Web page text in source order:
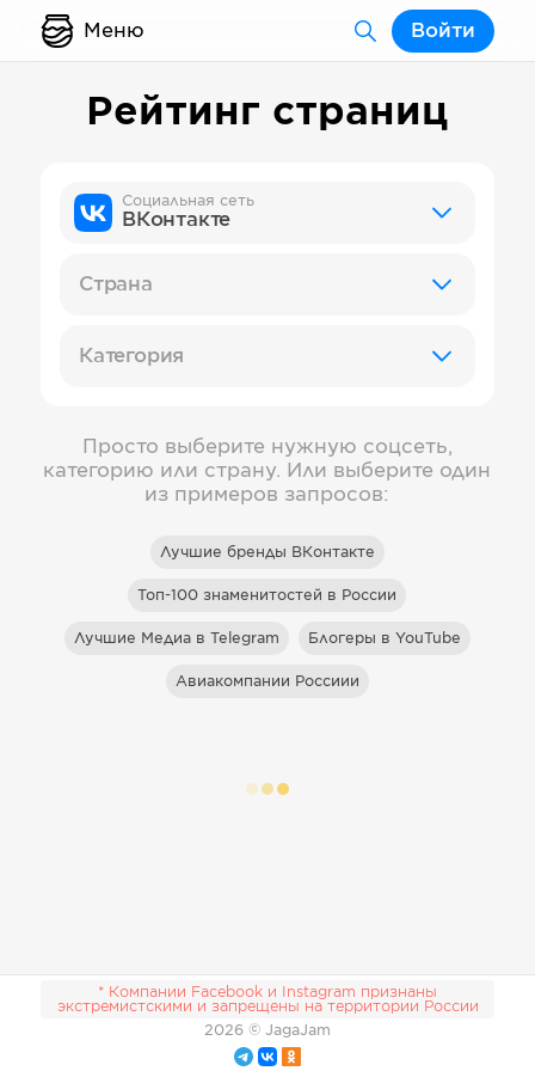
Меню Войти
Рейтинг страниц
Социальная сеть
ВКонтакте
Страна
Категория
Просто выберите нужную соцсеть,
категорию или страну. Или выберите один
из примеров запросов:
Лучшие бренды ВКонтакте
Топ-100 знаменитостей в России
Лучшие Медиа в Telegram Блогеры в YouTube
Авиакомпании Россиии
* Компании Facebook и Instagram признаны
экстремистскими и запрещены на территории России
2026 © JagaJam